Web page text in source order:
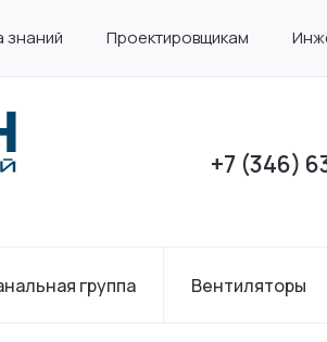
знаний Проектировщикам
+7 (346)
группа Вентиляторы